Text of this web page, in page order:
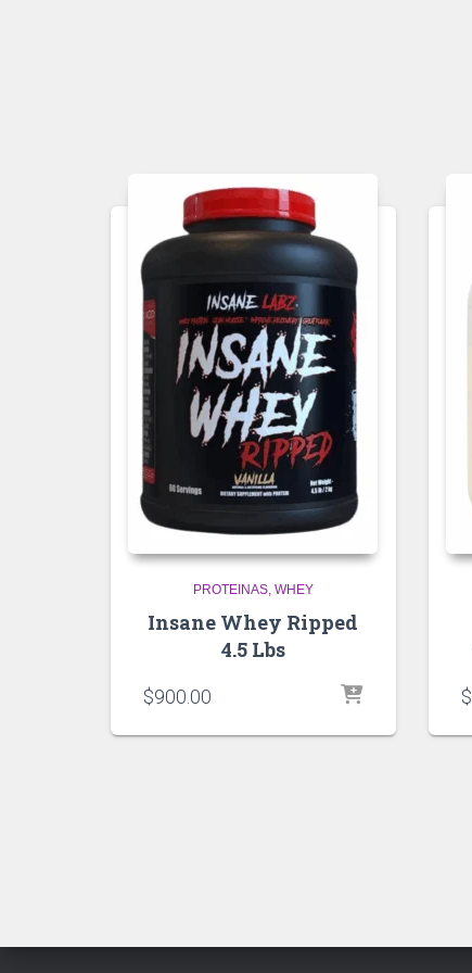
PROTEINAS WHEY
Insane Whey Ripped
4.5 Lbs
$900.00 $